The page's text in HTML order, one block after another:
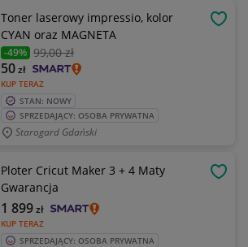
Toner laserowy impressio, kolor
CYAN oraz MAGNETA
-49% 99,00 zł
KUP TERAZ
50zł
STAN: NOWY
SPRZEDAJĄCY: OSOBA PRYWATNA
Starogard Gdański
Ploter Cricut Maker 3 + 4 Maty
Gwarancja
KUP TERAZ
1 899zł
SPRZEDAJĄCY: OSOBA PRYWATNA